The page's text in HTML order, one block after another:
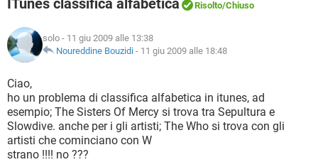
INSTAGRAM WHATSAPP
TIKTOK
HARDWARE
INSTAGRAM
TIKTOK
HARDWARE
COVID-19 GAMING
INTRATTENIMENTO
iOS WINDOWS 10
INSTAGRAM
TIKTOK FACEBOOK
HARDWARE
COVID-19
INTRATTENIMENTO
iOS
INSTAGRAM WHATSAPP
TIKTOK
HARDWARE
GLOSSARIO
COVID-19
INTRATTENIMENTO ANDROID
iOS WINDOWS 10
INSTAGRAM
ITunes classifica alfabetica Risolto/Chiuso
solo - 11 giu 2009 alle 13:38
Noureddine Bouzidi - 11 giu 2009 alle 18:48
Ciao,
ho un problema di classifica alfabetica in itunes, ad
esempio; The Sisters Of Mercy si trova tra Sepultura e
Slowdive. anche per i gli artisti; The Who si trova con gli
artisti che cominciano con W
strano !!!! no ???